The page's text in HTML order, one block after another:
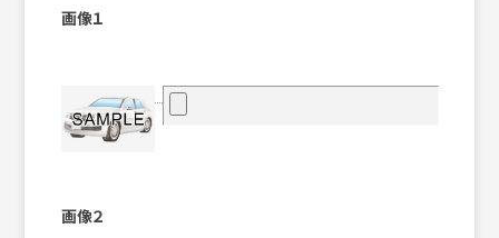
画像１
画像２